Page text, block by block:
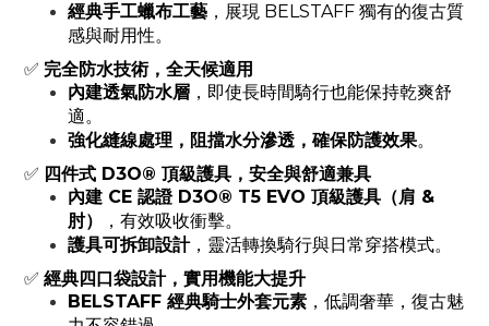
經典手工蠟布工藝 ，展現 BELSTAFF 獨有的復古質
感與耐用性。
✅ 完全防水技術，全天候適用
內建透氣防水層 ，即使長時間騎行也能保持乾爽舒
適。
強化縫線處理，阻擋水分滲透，確保防護效果。
✅ 四件式 D3O® 頂級護具，安全與舒適兼具
內建 CE 認證 D3O® T5 EVO 頂級護具（肩 &
肘）
，有效吸收衝擊。
護具可拆卸設計，靈活轉換騎行與日常穿搭模式。
✅ 經典四口袋設計，實用機能大提升
BELSTAFF 經典騎士外套元素 ，低調奢華，復古魅